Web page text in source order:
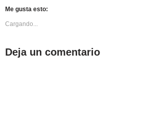
Me gusta esto:
Cargando...
Deja un comentario